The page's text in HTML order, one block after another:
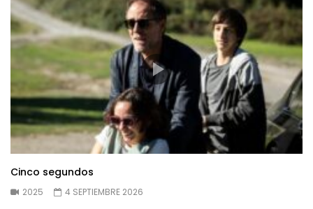
Cinco segundos
2025 4 SEPTIEMBRE 2026